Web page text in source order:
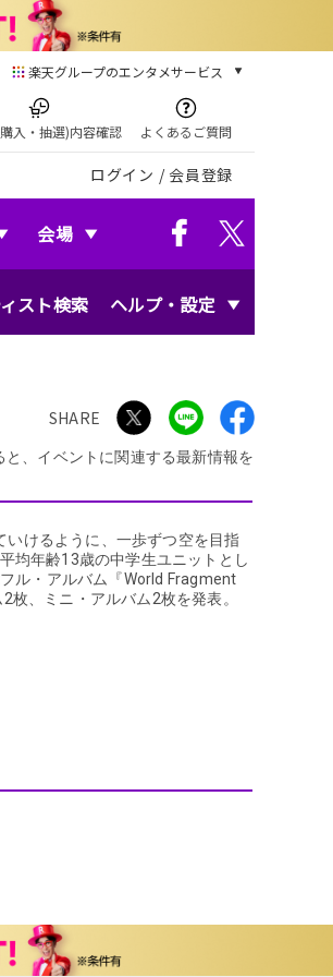
楽天グループのエンタメサービス
本/ゲーム/CD/DVD
楽天ブックス
電子書籍
楽天Kobo
音楽配信
動画配信ガイド
Rakuten PLAY
無料テレビ
推し楽
入・抽選)内容確認 よくあるご質問
ログイン / 会員登録
会場
スト検索 ヘルプ・設定
SHARE
、イベントに関連する最新情報を
いけるように、一歩ずつ空を目指
均年齢13歳の中学生ユニットとし
ル・アルバム『World Fragment
、ミニ・アルバム2枚を発表。